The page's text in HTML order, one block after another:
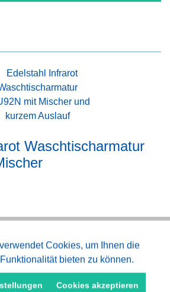
Waschtischarmatur
Jetzt kaufen
Aktiv
Aktiv
Cookies, um Ihnen die
bieten zu können.
Cookies akzeptieren